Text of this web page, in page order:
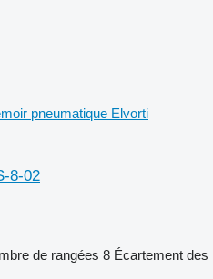
pneumatique Elvorti
8-02
de rangées 8 Écartement des